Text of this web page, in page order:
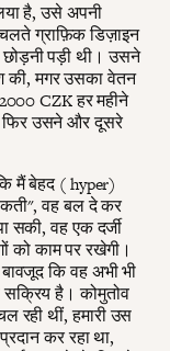
है, उसे अपनी
ग्राफ़िक डिज़ाइन
पड़ी थी। उसने
की, मगर उसका वेतन
CZK हर महीने
फिर उसने और दूसरे
मैं बेहद ( hyper)
वह बल दे कर
सकी, वह एक दर्जी
को काम पर रखेगी।
कि वह अभी भी
सक्रिय है। कोमुतोव
रही थीं, हमारी उस
कर रहा था,